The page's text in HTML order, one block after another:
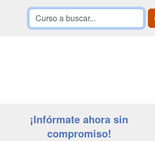
¡Infórmate ahora sin
compromiso!